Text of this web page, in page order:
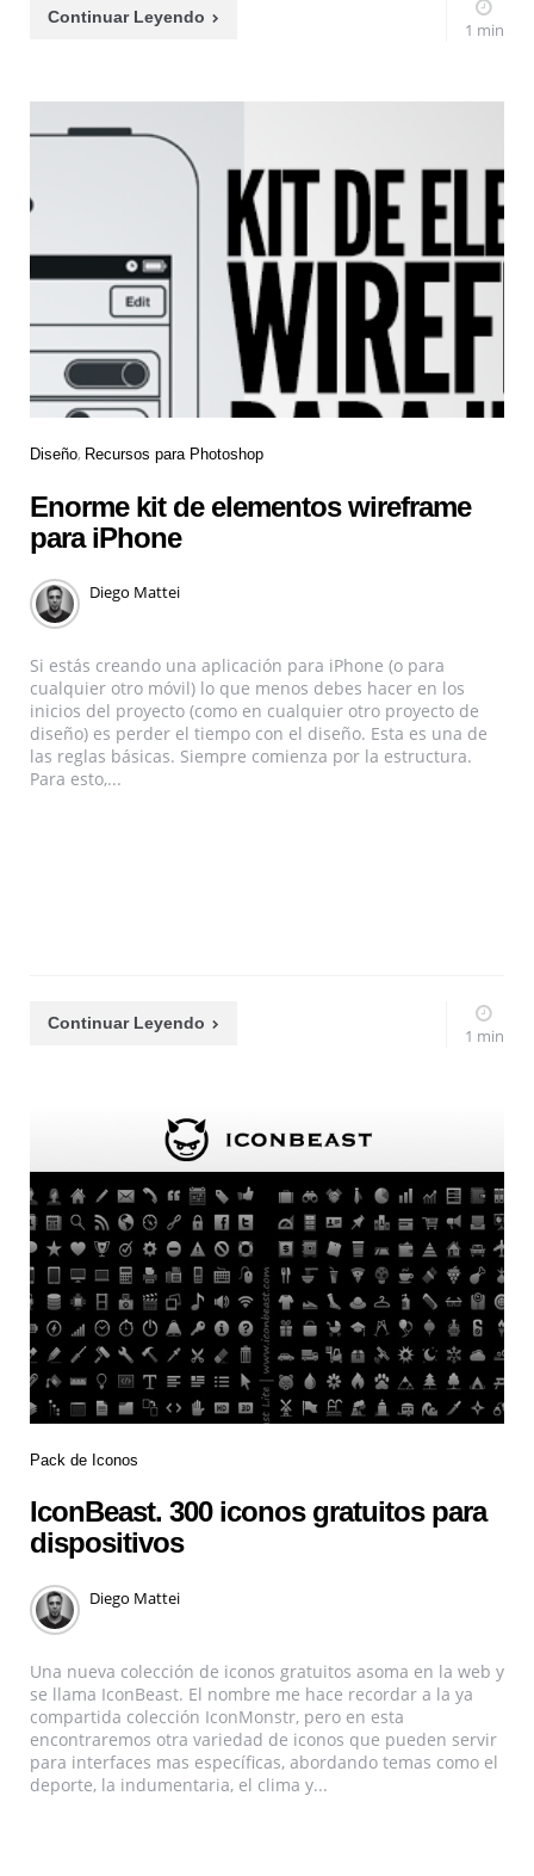
Continuar Leyendo
1 min
Diseño Recursos para Photoshop
Enorme kit de elementos wireframe
para iPhone
Diego Mattei
Si estás creando una aplicación para iPhone (o para
cualquier otro móvil) lo que menos debes hacer en los
inicios del proyecto (como en cualquier otro proyecto de
diseño) es perder el tiempo con el diseño. Esta es una de
las reglas básicas. Siempre comienza por la estructura.
Para esto,...
Continuar Leyendo
1 min
Pack de Iconos
IconBeast. 300 iconos gratuitos para
dispositivos
Diego Mattei
Una nueva colección de iconos gratuitos asoma en la web y
se llama IconBeast. El nombre me hace recordar a la ya
compartida colección IconMonstr, pero en esta
encontraremos otra variedad de iconos que pueden servir
para interfaces mas específicas, abordando temas como el
deporte, la indumentaria, el clima y...